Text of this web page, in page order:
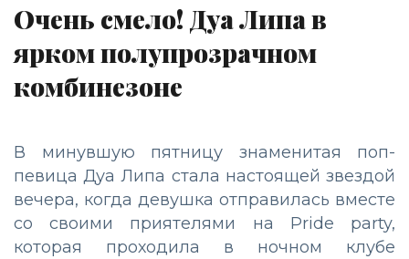
Очень смело! Дуа Липа в
ярком полупрозрачном
комбинезоне
В минувшую пятницу знаменитая поп-
певица Дуа Липа стала настоящей звездой
вечера, когда девушка отправилась вместе
со своими приятелями на Pride party,
которая проходила в ночном клубе